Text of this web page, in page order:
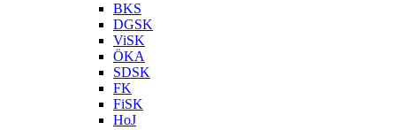
BKS
DGSK
ViSK
ÖKA
SDSK
FK
FiSK
HoJ